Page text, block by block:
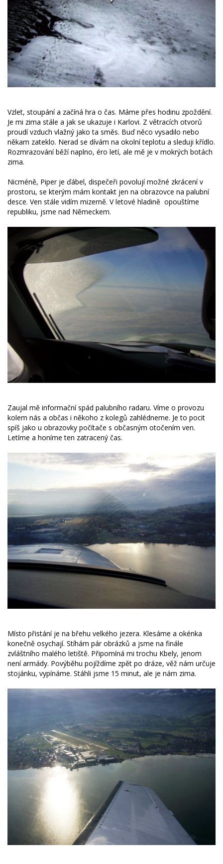
Vzlet, stoupání a začíná hra o čas. Máme přes hodinu zpoždění.
Je mi zima stále a jak se ukazuje i Karlovi. Z větracích otvorů
proudí vzduch vlažný jako ta směs. Buď něco vysadilo nebo
někam zateklo. Nerad se dívám na okolní teplotu a sleduji křídlo.
Rozmrazování běží naplno, éro letí, ale mě je v mokrých botách
zima.
Nicméně, Piper je ďábel, dispečeři povolují možné zkrácení v
prostoru, se kterým mám kontakt jen na obrazovce na palubní
desce. Ven stále vidím mizerně. V letové hladině opouštíme
republiku, jsme nad Německem.
Zaujal mě informační spád palubního radaru. Víme o provozu
kolem nás a občas i někoho z kolegů zahlédneme. Je to pocit
spíš jako u obrazovky počítače s občasným otočením ven.
Letíme a honíme ten zatracený čas.
Místo přistání je na břehu velkého jezera. Klesáme a okénka
konečně osychají. Stíhám pár obrázků a jsme na finále
zvláštního malého letiště. Připomíná mi trochu Kbely, jenom
není armády. Povýběhu pojíždíme zpět po dráze, věž nám určuje
stojánku, vypínáme. Stáhli jsme 15 minut, ale je nám zima.